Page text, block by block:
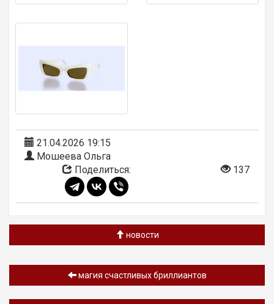
21.04.2026 19:15
Мошеева Ольга
Поделиться:
137
новости
магия счастливых бриллиантов